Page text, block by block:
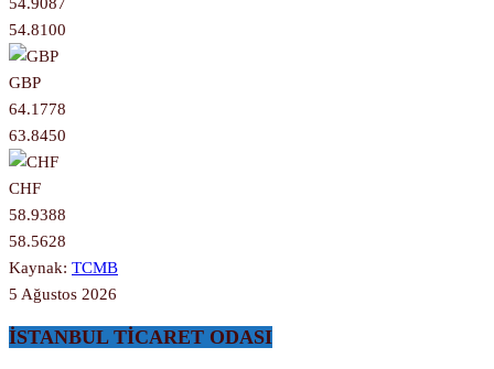
54.8100
GBP
64.1778
63.8450
CHF
58.9388
58.5628
Kaynak: TCMB
5 Ağustos 2026
İSTANBUL TİCARET ODASI